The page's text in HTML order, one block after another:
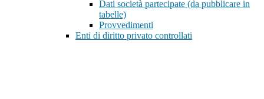
Dati società partecipate (da pubblicare in
tabelle)
Provvedimenti
Enti di diritto privato controllati